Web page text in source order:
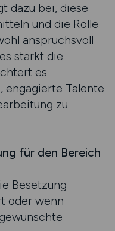
dazu bei, diese
und die Rolle
anspruchsvoll
stärkt die
es
engagierte Talente
zu
für den Bereich
Besetzung
oder wenn